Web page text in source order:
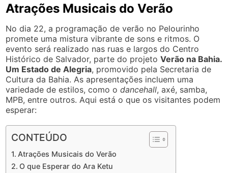
Atrações Musicais do Verão
No dia 22, a programação de verão no Pelourinho
promete uma mistura vibrante de sons e ritmos. O
evento será realizado nas ruas e largos do Centro
Histórico de Salvador, parte do projetoVerão na Bahia.
Um Estado de Alegria, promovido pela Secretaria de
Cultura da Bahia. As apresentações incluem uma
variedade de estilos, como odancehall, axé, samba,
MPB, entre outros. Aqui está o que os visitantes podem
esperar:
CONTEÚDO
Atrações Musicais do Verão
O que Esperar do Ara Ketu